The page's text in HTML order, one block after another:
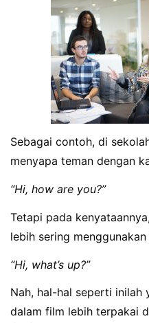
Sebagai contoh, di
menyapa teman dengan
“Hi, how are you?”
Tetapi pada
lebih sering
“Hi, what’s up?”
Nah, hal-hal seperti inilah
dalam film lebih terpakai